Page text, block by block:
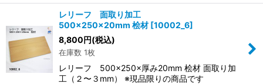
レリーフ 面取り加工
500×250×20mm 桧材 [10002_6]
8,800円(税込)
在庫数 1枚
レリーフ 500×250×厚み20mm 桧材 面取り加
工（２〜３mm） ※現品限りの商品です